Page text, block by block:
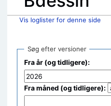
Vis loglister for denne side
Søg efter versioner
Fra år (og tidligere):
Fra måned (og tidligere):